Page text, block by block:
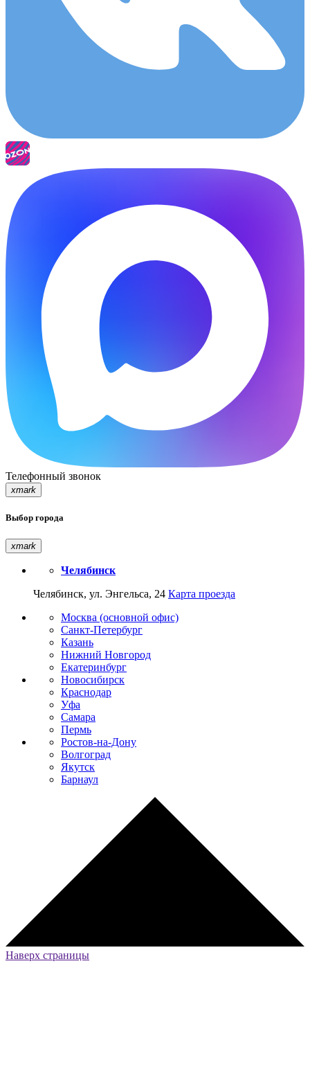
Телефонный звонок
xmark
Выбор города
xmark
Челябинск
Челябинск, ул. Энгельса, 24 Карта проезда
Москва (основной офис)
Санкт-Петербург
Казань
Нижний Новгород
Екатеринбург
Новосибирск
Краснодар
Уфа
Самара
Пермь
Ростов-на-Дону
Волгоград
Якутск
Барнаул
Наверх страницы